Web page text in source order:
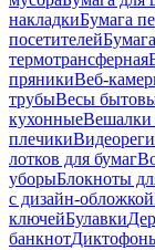
накладкиБумага
посетителей
термотрансферная
пряникиВеб-
трубыВесы
кухонныеВешалки
плечики
лотков для бумаг
уборыБлокноты
с дизайн-обложкой
ключейБулавки
банкнот